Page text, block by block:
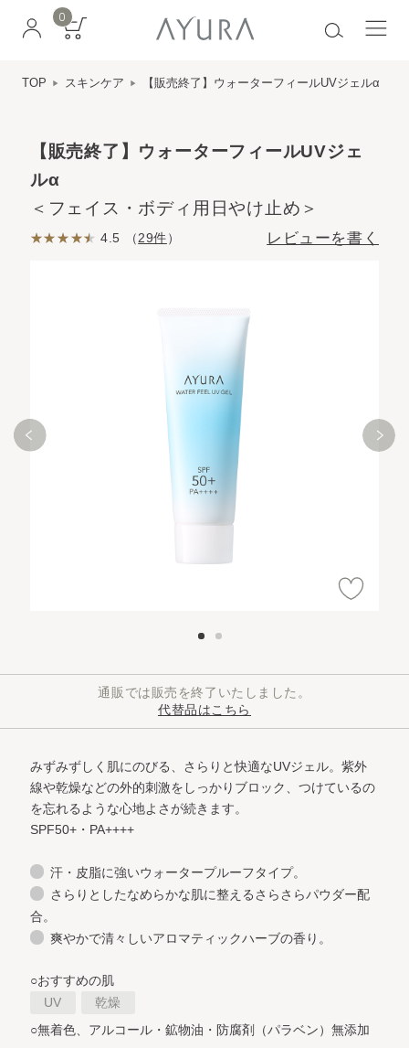
0
TOP スキンケア 【販売終了】ウォーターフィールUVジェルα
【販売終了】ウォーターフィールUVジェ
ルα
＜フェイス・ボディ用日やけ止め＞
4.5 （29件） レビューを書く
通販では販売を終了いたしました。
代替品はこちら
みずみずしく肌にのびる、さらりと快適なUVジェル。 紫外
線や乾燥などの外的刺激をしっかりブロック、つけているの
を忘れるような心地よさが続きます。
SPF50+・PA++++
汗・皮脂に強いウォータープルーフタイプ。
さらりとしたなめらかな肌に整えるさらさらパウダー配
合。
爽やかで清々しいアロマティックハーブの香り。
○おすすめの肌
UV
乾燥
○無着色、アルコール・鉱物油・防腐剤（パラベン）無添加